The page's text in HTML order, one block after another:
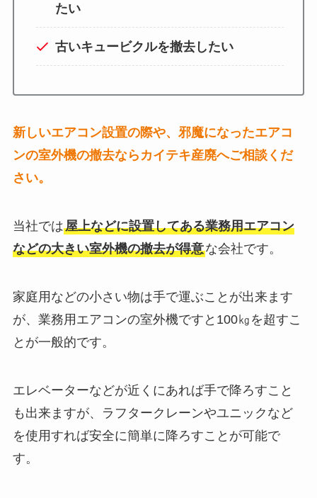
たい
古いキュービクルを撤去したい
新しいエアコン設置の際や、邪魔になったエアコ
ンの室外機の撤去ならカイテキ産廃へご相談くだ
さい。
当社では屋上などに設置してある業務用エアコン
などの大きい室外機の撤去が得意な会社です。
家庭用などの小さい物は手で運ぶことが出来ます
が、業務用エアコンの室外機ですと100㎏を超すこ
とが一般的です。
エレベーターなどが近くにあれば手で降ろすこと
も出来ますが、ラフタークレーンやユニックなど
を使用すれば安全に簡単に降ろすことが可能で
す。